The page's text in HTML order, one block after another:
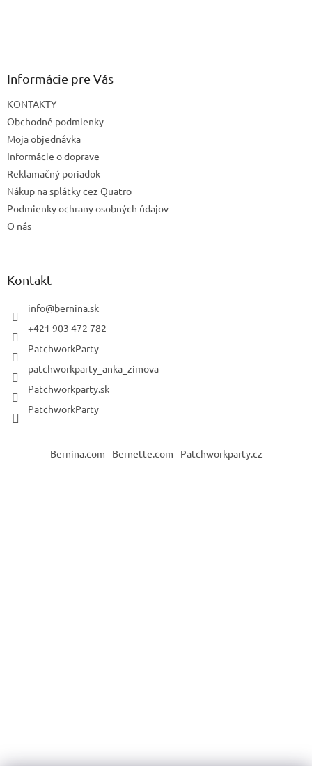
Informácie pre Vás
KONTAKTY
Obchodné podmienky
Moja objednávka
Informácie o doprave
Reklamačný poriadok
Nákup na splátky cez Quatro
Podmienky ochrany osobných údajov
O nás
Kontakt
info@bernina.sk
+421 903 472 782
PatchworkParty
patchworkparty_anka_zimova
Patchworkparty.sk
PatchworkParty
Bernina.com Bernette.com Patchworkparty.cz